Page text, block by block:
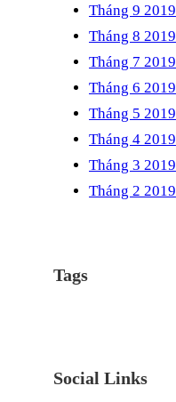
Tháng 9 2019
Tháng 8 2019
Tháng 7 2019
Tháng 6 2019
Tháng 5 2019
Tháng 4 2019
Tháng 3 2019
Tháng 2 2019
Tags
Social Links